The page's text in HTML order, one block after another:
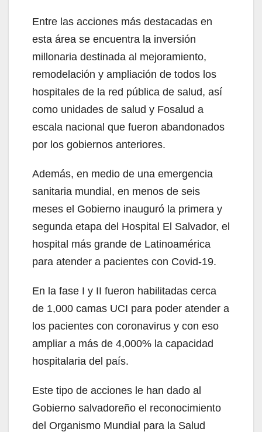
Entre las acciones más destacadas en
esta área se encuentra la inversión
millonaria destinada al mejoramiento,
remodelación y ampliación de todos los
hospitales de la red pública de salud, así
como unidades de salud y Fosalud a
escala nacional que fueron abandonados
por los gobiernos anteriores.
Además, en medio de una emergencia
sanitaria mundial, en menos de seis
meses el Gobierno inauguró la primera y
segunda etapa del Hospital El Salvador, el
hospital más grande de Latinoamérica
para atender a pacientes con Covid-19.
En la fase I y II fueron habilitadas cerca
de 1,000 camas UCI para poder atender a
los pacientes con coronavirus y con eso
ampliar a más de 4,000% la capacidad
hospitalaria del país.
Este tipo de acciones le han dado al
Gobierno salvadoreño el reconocimiento
del Organismo Mundial para la Salud